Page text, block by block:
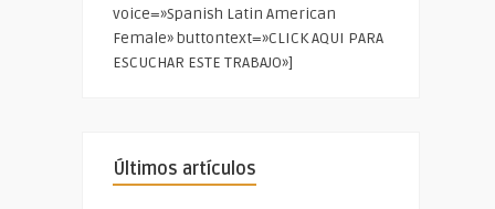
voice=»Spanish Latin American
Female» buttontext=»CLICK AQUI PARA
ESCUCHAR ESTE TRABAJO»]
Últimos artículos